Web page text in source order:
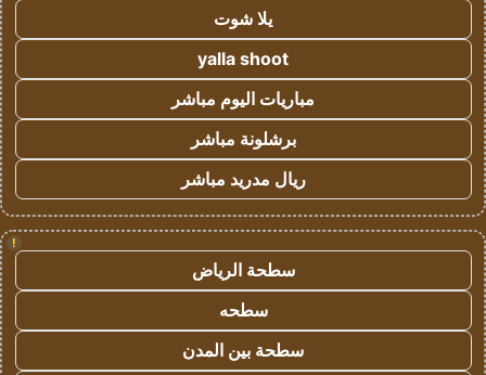
يلا شوت
yalla shoot
مباريات اليوم مباشر
برشلونة مباشر
ريال مدريد مباشر
!
سطحة الرياض
سطحه
سطحة بين المدن